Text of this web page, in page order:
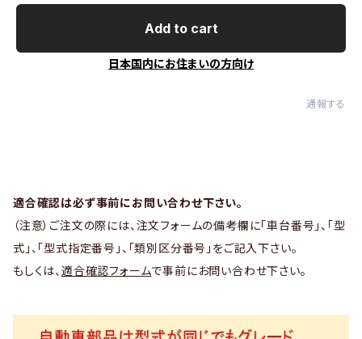
Add to cart
日本国内にお住まいの方向け
通報する
適合確認は必ず事前にお問い合わせ下さい。
（注意）ご注文の際には、注文フォームの備考欄に「車台番号」、「型
式」、「型式指定番号」、「類別区分番号」をご記入下さい。
もしくは、 適合確認フォームで事前にお問い合わせ下さい。